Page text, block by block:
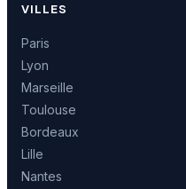
VILLES
Paris
Lyon
Marseille
Toulouse
Bordeaux
Lille
Nantes